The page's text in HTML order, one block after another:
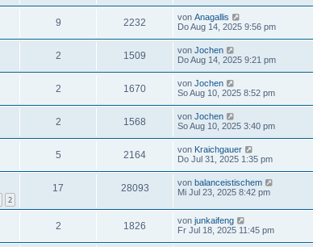
9 2232 von Anagallis
Do Aug 14, 2025 9:56 pm
2 1509 von Jochen
Do Aug 14, 2025 9:21 pm
2 1670 von Jochen
So Aug 10, 2025 8:52 pm
2 1568 von Jochen
So Aug 10, 2025 3:40 pm
5 2164 von Kraichgauer
Do Jul 31, 2025 1:35 pm
2
17 28093 von balanceistischem
Mi Jul 23, 2025 8:42 pm
2 1826 von junkaifeng
Fr Jul 18, 2025 11:45 pm